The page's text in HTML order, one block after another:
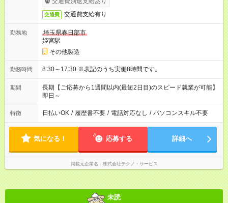
交通費 交通費支給有り
勤務地
埼玉県春日部市
姫宮駅
その他製造
勤務時間 8:30～17:30 ※表記のうち実働8時間です。
期間
長期【ご応募から1週間以内(最短2日目)のスピード就業が可能】
即日～
特徴 日払いOK / 履歴書不要 / 電話対応なし / パソコンスキル不要
気になる！ 応募する 詳細へ
掲載元企業名 株式会社テクノ・サービス
未読